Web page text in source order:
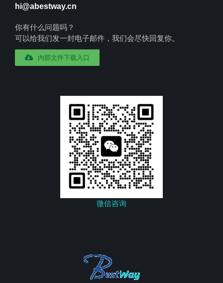
hi@abestway.cn
你有什么问题吗？
可以给我们发一封电子邮件，我们会尽快回复你。
内部文件下载入口
微信咨询